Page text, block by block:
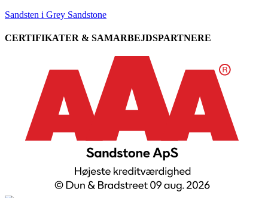
Sandsten i Grey Sandstone
CERTIFIKATER & SAMARBEJDSPARTNERE